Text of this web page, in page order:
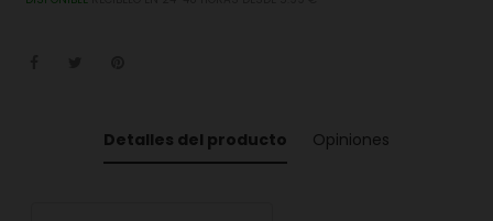
Detalles del producto Opiniones